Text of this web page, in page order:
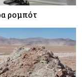
ρομπότ